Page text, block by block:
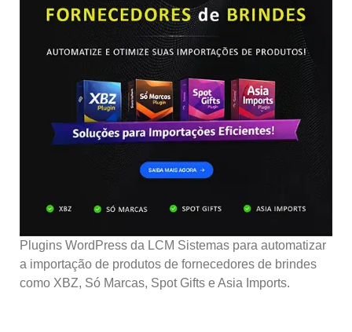
Plugins WordPress da LCM Sistemas para automatizar
a importação de produtos de fornecedores de brindes
como XBZ, Só Marcas, Spot Gifts e Asia Imports.